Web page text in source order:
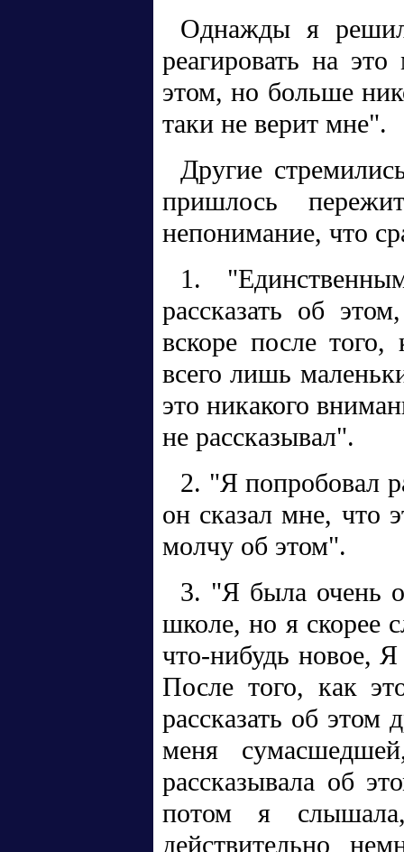
Однажды я
реагировать на
этом, но больше
таки не верит мне".
Другие
пришлось
непонимание, что
1.
рассказать об
вскоре после
всего лишь
это никакого
не рассказывал".
2. "Я попробовал
он сказал мне, что
молчу об этом".
3. "Я была очень
школе, но я скорее
что-нибудь новое,
После того, как
рассказать об этом
меня
рассказывала об
потом я
действительно